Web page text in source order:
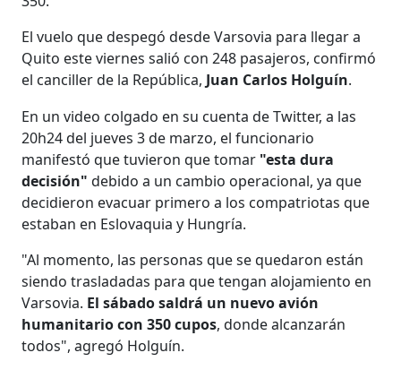
El vuelo que despegó desde Varsovia para llegar a
Quito este viernes salió con 248 pasajeros, confirmó
el canciller de la República, Juan Carlos Holguín.
En un video colgado en su cuenta de Twitter, a las
20h24 del jueves 3 de marzo, el funcionario
manifestó que tuvieron que tomar "esta dura
decisión" debido a un cambio operacional, ya que
decidieron evacuar primero a los compatriotas que
estaban en Eslovaquia y Hungría.
"Al momento, las personas que se quedaron están
siendo trasladadas para que tengan alojamiento en
Varsovia. El sábado saldrá un nuevo avión
humanitario con 350 cupos, donde alcanzarán
todos", agregó Holguín.